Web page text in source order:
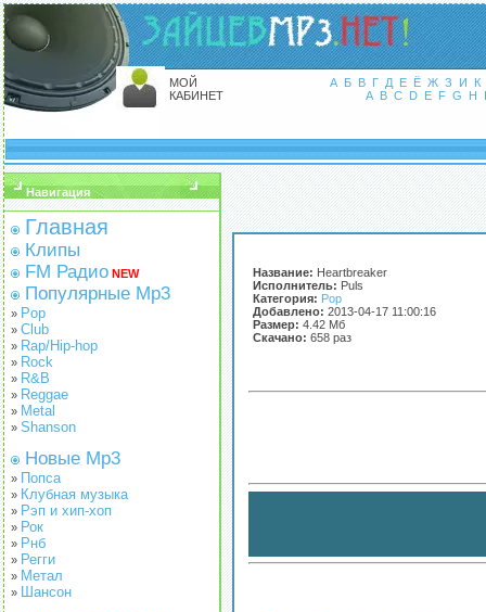
МОЙ
КАБИНЕТ
А Б В Г Д Е Ё Ж З И
К
A B C D E F G H I
Навигация
Главная
Клипы
FM Радио NEW
Популярные Mp3
» Pop
» Club
» Rap/Hip-hop
» Rock
» R&B
» Reggae
» Metal
» Shanson
Новые Mp3
» Попса
» Клубная музыка
» Рэп и хип-хоп
» Рок
» Рнб
» Регги
» Метал
» Шансон
Название: Heartbreaker
Исполнитель: Puls
Категория: Pop
Добавлено: 2013-04-17 11:00:16
Размер: 4.42 Мб
Скачано: 658 раз